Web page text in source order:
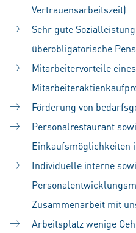
Vertrauensarbeitszeit)
Sehr gute
überobligatorische
Mitarbeitervorteile
Förderung von
Personalrestaurant
Einkaufsmöglichkeiten
Individuelle interne
Zusammenarbeit mit
Arbeitsplatz wenige